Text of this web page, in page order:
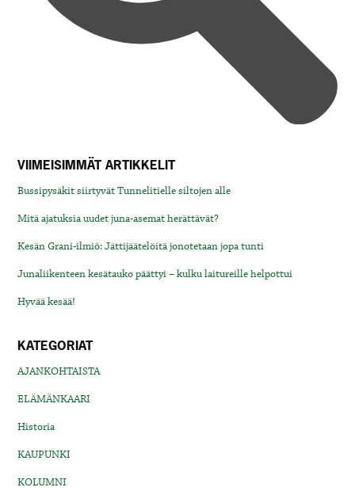
VIIMEISIMMÄT ARTIKKELIT
Bussipysäkit siirtyvät Tunnelitielle siltojen alle
Mitä ajatuksia uudet juna-asemat herättävät?
Kesän Grani-ilmiö: Jättijäätelöitä jonotetaan jopa tunti
Junaliikenteen kesätauko päättyi – kulku laitureille helpottui
Hyvää kesää!
KATEGORIAT
AJANKOHTAISTA
ELÄMÄNKAARI
Historia
KAUPUNKI
KOLUMNI